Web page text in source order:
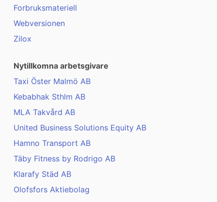
Forbruksmateriell
Webversionen
Zilox
Nytillkomna arbetsgivare
Taxi Öster Malmö AB
Kebabhak Sthlm AB
MLA Takvård AB
United Business Solutions Equity AB
Hamno Transport AB
Täby Fitness by Rodrigo AB
Klarafy Städ AB
Olofsfors Aktiebolag